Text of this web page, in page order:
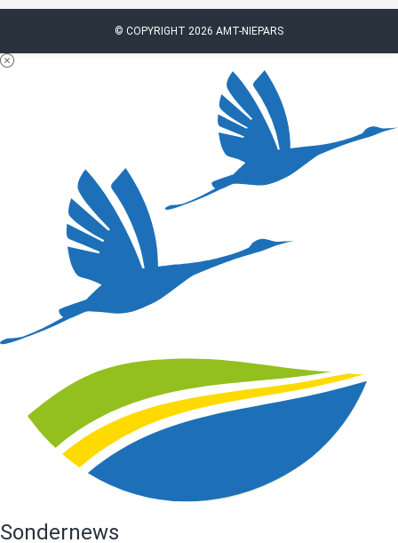
© COPYRIGHT 2026 AMT-NIEPARS
Sondernews